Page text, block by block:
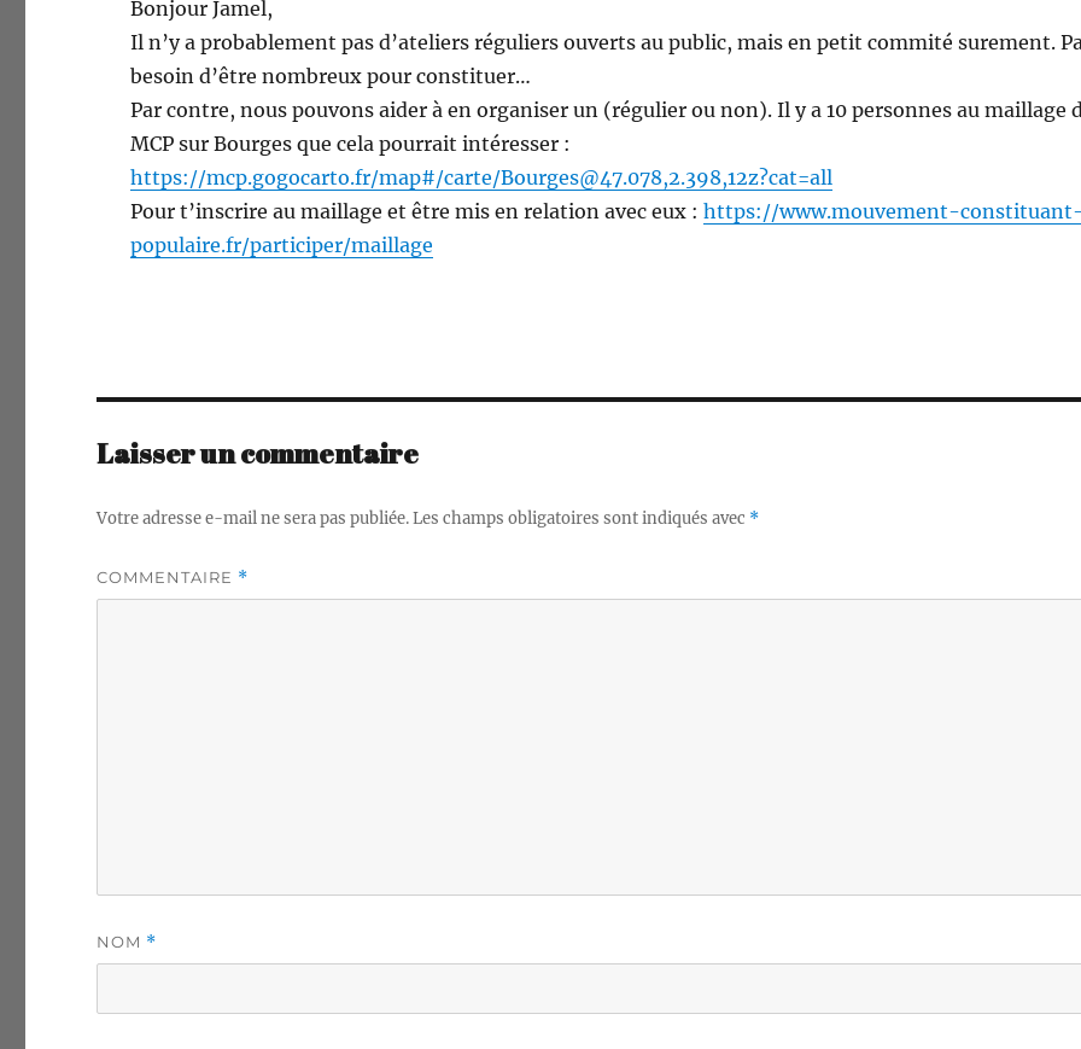
Bon­jour Jamel,
Il n’y a prob­a­ble­ment pas d’ate­liers réguliers ouverts au pub­lic, mais en petit com­mité sure­ment.
besoin d’être nom­breux pour constituer…
Par con­tre, nous pou­vons aider à en organ­is­er un (réguli­er ou non). Il y a 10 per­son­nes au mail­lage
MCP sur Bourges que cela pour­rait intéress­er :
https://mcp.gogocarto.fr/map#/carte/Bourges@47.078,2.398,12z?cat=all
Pour t’in­scrire au mail­lage et être mis en rela­tion avec eux :https://www.mouvement-
populaire.fr/participer/maillage
Laisser un commentaire
Votre adresse e-mail ne sera pas publiée.Les champs obligatoires sont indiqués avec *
COMMENTAIRE *
NOM *